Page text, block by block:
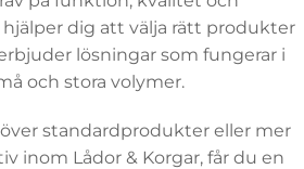
hjälper dig att välja rätt produkter
lösningar som fungerar i
och stora volymer.
standardprodukter eller mer
inom Lådor & Korgar, får du en